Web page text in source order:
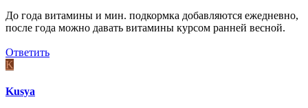
До года витамины и мин. подкормка добавляются ежедневно,
после года можно давать витамины курсом ранней весной.
Ответить
K
Kusya